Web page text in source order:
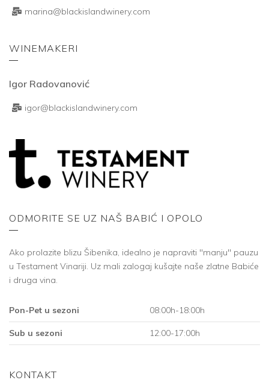
marina@blackislandwinery.com
WINEMAKERI
Igor Radovanović
igor@blackislandwinery.com
ODMORITE SE UZ NAŠ BABIĆ I OPOLO
Ako prolazite blizu Šibenika, idealno je napraviti "manju" pauzu
u Testament Vinariji. Uz mali zalogaj kušajte naše zlatne Babiće
i druga vina.
Pon-Pet u sezoni 08:00h-18:00h
Sub u sezoni 12:00-17:00h
KONTAKT